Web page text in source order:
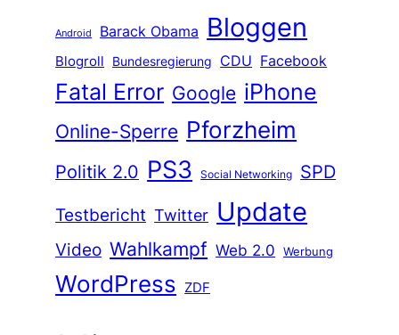
Android Barack Obama Bloggen
Blogroll Bundesregierung CDU Facebook
Fatal Error Google iPhone
Online-Sperre Pforzheim
Politik 2.0 PS3 Social Networking
SPD
Testbericht Twitter Update
Video Wahlkampf Web 2.0 Werbung
WordPress ZDF